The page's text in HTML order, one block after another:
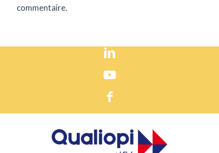
commentaire.